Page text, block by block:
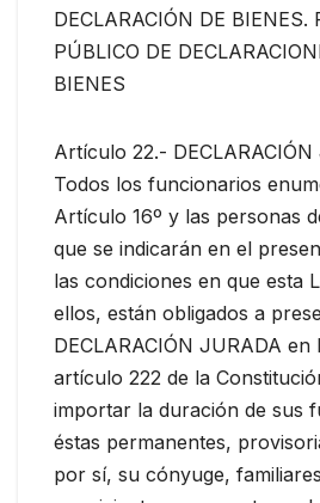
DECLARACIÓN DE BIENES.
PÚBLICO DE
BIENES
Artículo 22.- DECLARACIÓN
Todos los funcionarios
Artículo 16º y las personas
que se indicarán en el
las condiciones en que esta
ellos, están obligados a
DECLARACIÓN JURADA
artículo 222 de la
importar la duración de sus
éstas permanentes,
por sí, su cónyuge,